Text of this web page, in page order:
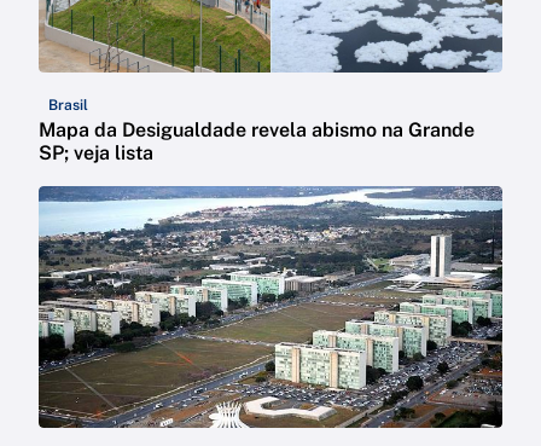
Brasil
Mapa da Desigualdade revela abismo na Grande
SP; veja lista